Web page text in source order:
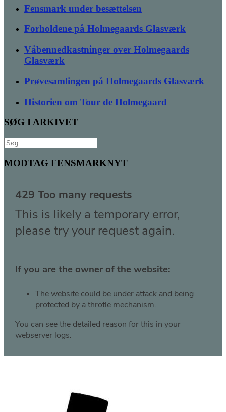
Fensmark under besættelsen
Forholdene på Holmegaards Glasværk
Våbennedkastninger over Holmegaards
Glasværk
Prøvesamlingen på Holmegaards Glasværk
Historien om Tour de Holmegaard
SØG I ARKIVET
Søg
efter:
MODTAG FENSMARKNYT